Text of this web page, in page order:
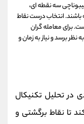
سه نقطه ای،
باشند. انتخاب درست نقاط
برای معامله‌ گران
نظر برسد و نیاز به زمان و
در تحلیل تکنیکال
تا نقاط برگشتی و